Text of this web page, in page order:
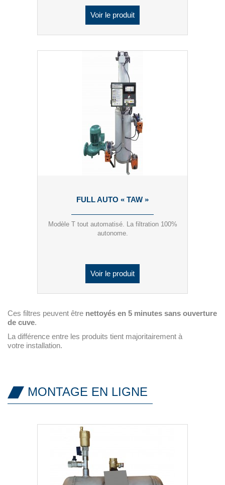
Voir le produit
FULL AUTO « TAW »
Modèle T tout automatisé. La filtration 100%
autonome.
Voir le produit
Ces filtres peuvent être nettoyés en 5 minutes sans ouverture
de cuve.
La différence entre les produits tient majoritairement à
votre installation.
MONTAGE EN LIGNE